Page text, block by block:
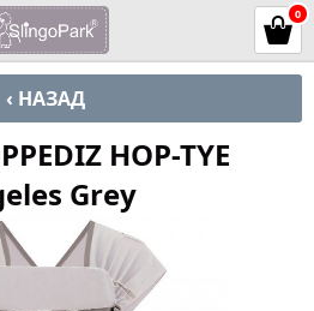
0
‹ НАЗАД
HOP-TYE
Grey